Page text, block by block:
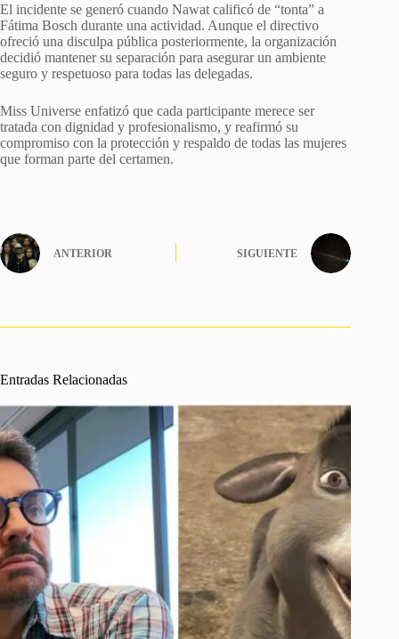
El incidente se generó cuando Nawat calificó de “tonta” a
Fátima Bosch durante una actividad. Aunque el directivo
ofreció una disculpa pública posteriormente, la organización
decidió mantener su separación para asegurar un ambiente
seguro y respetuoso para todas las delegadas.
Miss Universe enfatizó que cada participante merece ser
tratada con dignidad y profesionalismo, y reafirmó su
compromiso con la protección y respaldo de todas las mujeres
que forman parte del certamen.
ANTERIOR SIGUIENTE
Entradas Relacionadas